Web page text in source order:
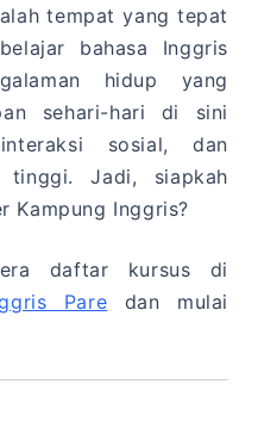
tempat yang tepat
bahasa Inggris
hidup yang
sehari-hari di sini
sosial, dan
tinggi. Jadi, siapkah
Kampung Inggris?
daftar kursus di
Pare dan mulai